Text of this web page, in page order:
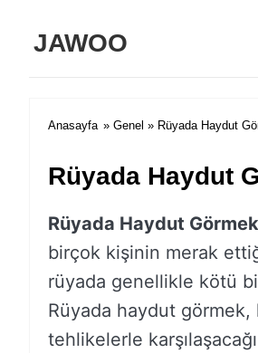
JAWOO
Anasayfa » Genel » Rüyada Haydut
Rüyada Haydut
Rüyada Haydut
birçok kişinin merak
rüyada genellikle kötü
Rüyada haydut görmek,
tehlikelerle